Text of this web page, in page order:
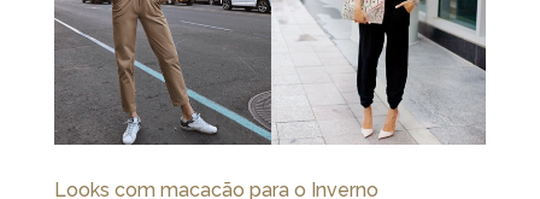
Looks com macacão para o Inverno